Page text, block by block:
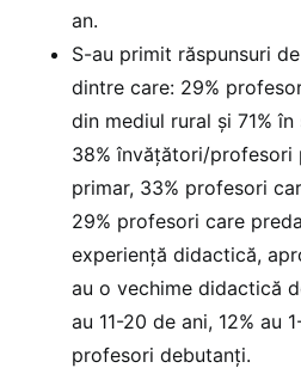
an.
S-au primit răspunsuri
dintre care: 29%
din mediul rural şi 71%
38% învăţători/profesori
primar, 33% profesori
29% profesori care
experienţă didactică,
au o vechime didactică
au 11-20 de ani, 12% au
profesori debutanţi.